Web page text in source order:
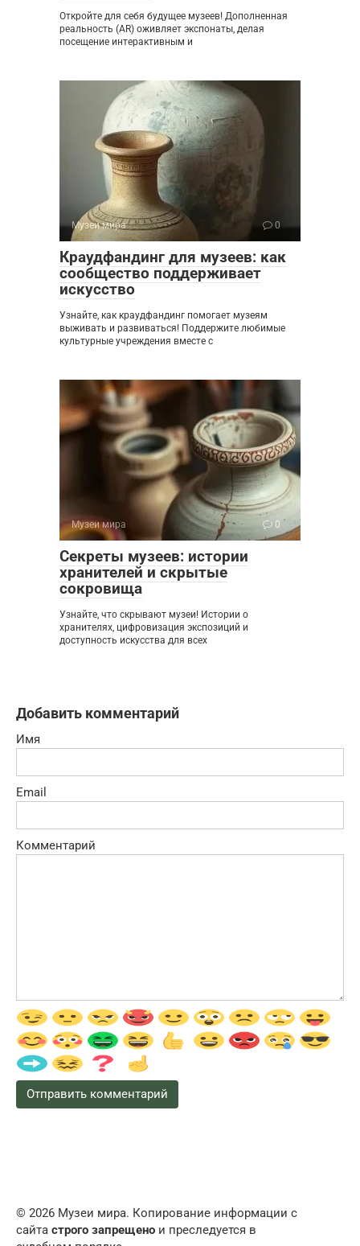
Откройте для себя будущее музеев! Дополненная
реальность (AR) оживляет экспонаты, делая
посещение интерактивным и
Музеи мира 0
Краудфандинг для музеев: как
сообщество поддерживает
искусство
Узнайте, как краудфандинг помогает музеям
выживать и развиваться! Поддержите любимые
культурные учреждения вместе с
Музеи мира 0
Секреты музеев: истории
хранителей и скрытые
сокровища
Узнайте, что скрывают музеи! Истории о
хранителях, цифровизация экспозиций и
доступность искусства для всех
Добавить комментарий
Имя
Email
Комментарий
© 2026 Музеи мира. Копирование информации с
сайта строго запрещено и преследуется в